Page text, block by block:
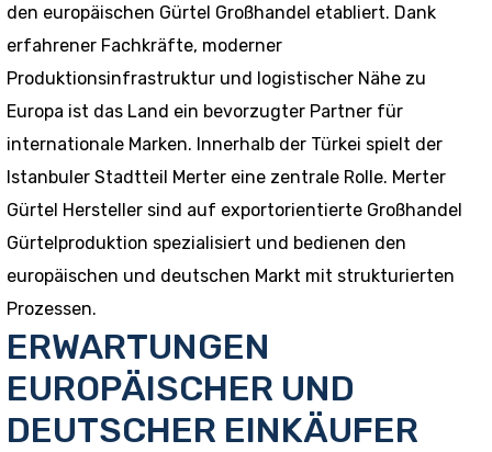
den europäischen Gürtel Großhandel etabliert. Dank
erfahrener Fachkräfte, moderner
Produktionsinfrastruktur und logistischer Nähe zu
Europa ist das Land ein bevorzugter Partner für
internationale Marken. Innerhalb der Türkei spielt der
Istanbuler Stadtteil Merter eine zentrale Rolle. Merter
Gürtel Hersteller sind auf exportorientierte Großhandel
Gürtelproduktion spezialisiert und bedienen den
europäischen und deutschen Markt mit strukturierten
Prozessen.
ERWARTUNGEN
EUROPÄISCHER UND
DEUTSCHER EINKÄUFER